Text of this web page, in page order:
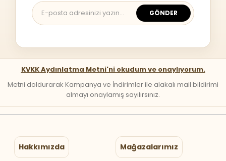
GÖNDER
KVKK Aydınlatma Metni'ni okudum ve onaylıyorum.
Metni doldurarak Kampanya ve İndirimler ile alakalı mail bildirimi
almayı onaylamış sayılırsınız.
Hakkımızda Mağazalarımız